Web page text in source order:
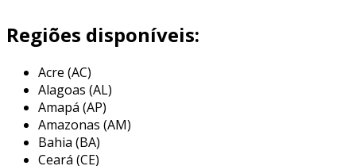
corrosivos são comuns. essa tecnologia
minimiza a contaminação, a perda de produto e
protege o meio ambiente.
o funcionamento do selo mecânico duplo é
baseado na utilização de duas faces de vedação,
que são mantidas em contato por uma força
gerada por molas ou pressão. entre os dois
Regiões disponíveis:
Acre (AC)
Alagoas (AL)
Amapá (AP)
Amazonas (AM)
Bahia (BA)
Ceará (CE)